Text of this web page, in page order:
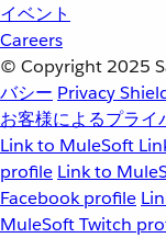
イベント
Careers
© Copyright 2025
バシー Privacy
お客様によるプライ
Link to MuleSoft
profile Link to
Facebook profile
MuleSoft Twitch